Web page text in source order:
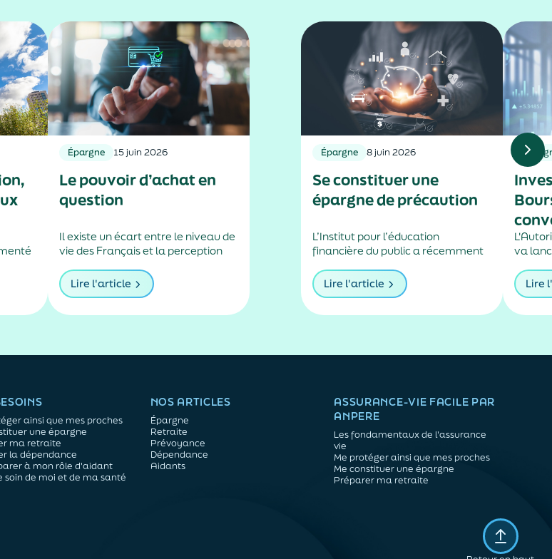
Épargne 15 juin 2026
Le pouvoir d’achat en
question
Il existe un écart entre le niveau de
vie des Français et la perception
éclairage des services de Matignon
qui essaie d’en trouver les raisons.
Lire l'article
Épargne 8 juin 2026
Se constituer une
épargne de précaution
L’Institut pour l’éducation
financière du public a récemment
laquelle est expliquée la manière
de se construire un matelas
Lire l'article
de
le
va
parmi
Lire
ainsi que mes proches
une épargne
ma retraite
la dépendance
à mon rôle d'aidant
soin de moi et de ma santé
NOS ARTICLES
Épargne
Retraite
Prévoyance
Dépendance
Aidants
ASSURANCE-VIE FACILE PAR
ANPERE
Les fondamentaux de l'assurance
vie
Me protéger ainsi que mes proches
Me constituer une épargne
Préparer ma retraite